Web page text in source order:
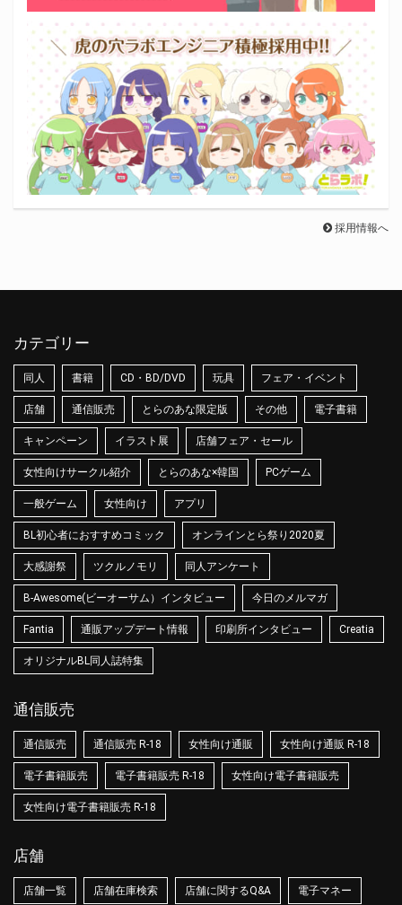
採用情報へ
カテゴリー
同人 書籍 CD・BD/DVD 玩具 フェア・イベント
店舗 通信販売 とらのあな限定版 その他 電子書籍
キャンペーン イラスト展 店舗フェア・セール
女性向けサークル紹介 とらのあな×韓国 PCゲーム
一般ゲーム 女性向け アプリ
BL初心者におすすめコミック オンラインとら祭り2020夏
大感謝祭 ツクルノモリ 同人アンケート
B-Awesome(ビーオーサム）インタビュー 今日のメルマガ
Fantia 通販アップデート情報 印刷所インタビュー Creatia
オリジナルBL同人誌特集
通信販売
通信販売 通信販売 R-18 女性向け通販 女性向け通販 R-18
電子書籍販売 電子書籍販売 R-18 女性向け電子書籍販売
女性向け電子書籍販売 R-18
店舗
店舗一覧 店舗在庫検索 店舗に関するQ&A 電子マネー